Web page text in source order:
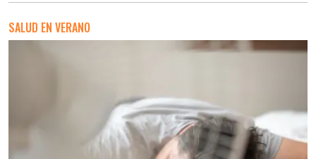
SALUD EN VERANO